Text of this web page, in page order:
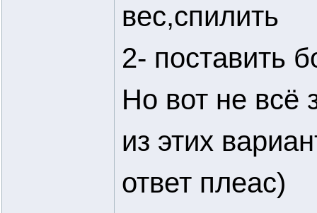
вес,спилить
2- поставить
Но вот не всё
из этих
ответ плеас)